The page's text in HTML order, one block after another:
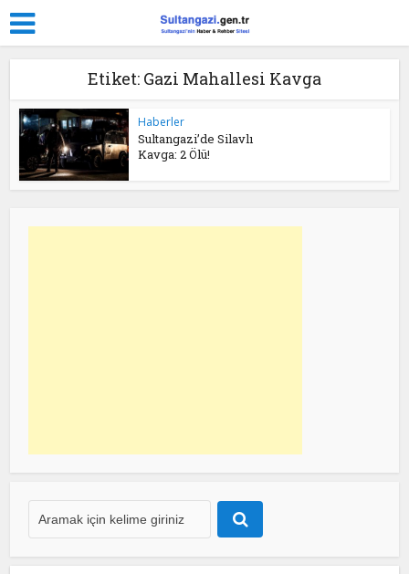
Etiket: Gazi Mahallesi Kavga
Haberler
Sultangazi’de Silavlı
Kavga: 2 Ölü!